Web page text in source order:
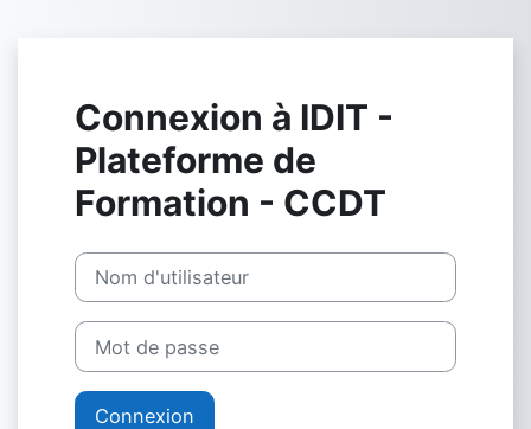
Connexion à IDIT -
Plateforme de
Formation - CCDT
Nom d'utilisateur
Mot de passe
Connexion